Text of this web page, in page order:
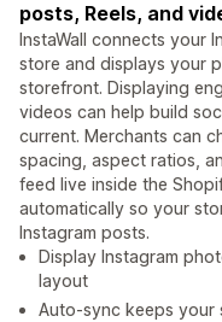
posts, Reels, and
InstaWall connects your
store and displays your
storefront. Displaying
videos can help build
current. Merchants can
spacing, aspect ratios,
feed live inside the
automatically so your
Instagram posts.
Display Instagram
layout
Auto-sync keeps